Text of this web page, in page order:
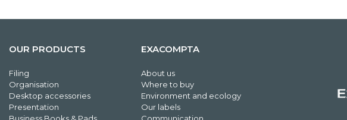
OUR PRODUCTS
Filing
Organisation
Desktop accessories
Presentation
EXACOMPTA
About us
Where to buy
Environment and ecology
Our labels